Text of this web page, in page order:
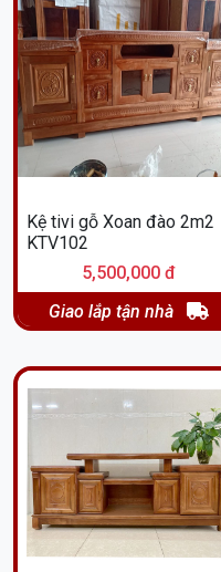
Kệ tivi gỗ Xoan đào 2m2
KTV102
5,500,000 đ
Giao lắp tận nhà